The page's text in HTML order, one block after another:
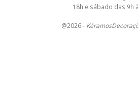
18h e sábado das 9h
@2026 -